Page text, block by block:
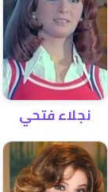
نجلاء فتحي